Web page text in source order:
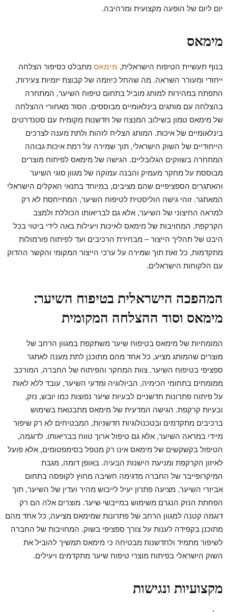
יום ליום של הופעה מקצועית ומרהיבה.
מימאס
בנוף תעשיית הטיפוח הישראלית, מימאס מתבלט כסיפור הצלחה
ייחודי ומעורר השראה. מה שהחל כיוזמה של קבוצת יזמיות צעירות,
התפתח במהירות למותג מוביל בתחום טיפוח השיער, המתחרה
בהצלחה עם מותגים בינלאומיים מבוססים. הסוד מאחורי ההצלחה
של מימאס טמון בשילוב המנצח של חדשנות מקומית עם סטנדרטים
בינלאומיים של איכות. המותג הצליח לזהות ולתת מענה לצרכים
הייחודיים של השוק הישראלי, תוך שמירה על רמת איכות גבוהה
המתחרה בשווקים הגלובליים. הגישה של מימאס לפיתוח מוצרים
מבוססת על מחקר מעמיק והבנה עמוקה של מגוון סוגי השיער
והאתגרים הספציפיים שהם מציבים, במיוחד בתנאי האקלים הישראלי
המאתגר. זוהי גישה הוליסטית לטיפוח השיער, המתייחסת לא רק
למראה החיצוני של השיער, אלא גם לבריאותו הכוללת ולמצב
הקרקפת. המחויבות של מימאס לאיכות ויעילות באה לידי ביטוי בכל
היבט של תהליך הייצור – מבחירת הרכיבים ועד לפיתוח פורמולות
מתקדמות, כל זאת תוך שמירה על ערכי הייצור המקומי והקשר ההדוק
עם הלקוחות הישראלים.
המהפכה הישראלית בטיפוח השיער:
מימאס וסוד ההצלחה המקומית
המומחיות של מימאס בטיפוח שיער משתקפת במגוון הרחב של
מוצרים שהמותג מציע, כל אחד מהם מתוכנן לתת מענה לאתגר
ספציפי בטיפוח השיער. צוות המחקר והפיתוח של החברה, המורכב
ממומחים בתחומי הכימיה, הביולוגיה ומדעי השיער, עובד ללא לאות
על פיתוח פתרונות חדשניים לבעיות שיער נפוצות כמו יובש, נזק,
ובעיות קרקפת. הגישה המדעית של מימאס מתבטאת בשימוש
ברכיבים מתקדמים ובטכנולוגיות חדשניות, המבטיחים לא רק שיפור
מיידי במראה השיער, אלא גם טיפול ארוך טווח בבריאותו. לדוגמה,
הטיפול בקשקשים של מימאס אינו רק מטפל בסימפטומים, אלא פועל
לאיזון הקרקפת ומניעת הישנות הבעיה. באופן דומה, מגבת
המיקרופייבר של החברה מדגימה חשיבה מחוץ לקופסה בתחום
אביזרי השיער, מציעה פתרון יעיל לייבוש מהיר ועדין של השיער, תוך
הפחתת הנזק הנגרם משימוש במייבשי שיער. מוצרים אלה הם רק
דוגמה קטנה למגוון הרחב של פתרונות שמימאס מציעה, כל אחד מהם
מתוכנן בקפידה לענות על צורך ספציפי בשוק. המחויבות של החברה
לשיפור מתמיד ולחדשנות מבטיחה כי מימאס תמשיך להוביל את
השוק הישראלי בפיתוח מוצרי טיפוח שיער מתקדמים ויעילים.
מקצועיות ונגישות